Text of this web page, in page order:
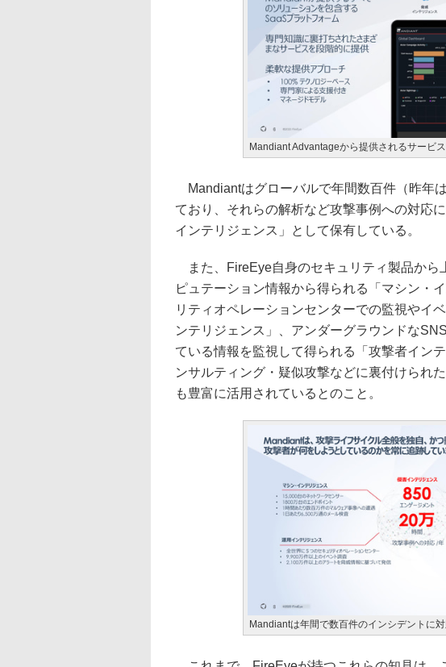
Mandiant Advantageから提供されるサービス
Mandiantはグローバルで年間数百件（昨年
ており、それらの解析など攻撃事例への対応
インテリジェンス」として保有している。
また、FireEye自身のセキュリティ製品から
ピュテーション情報から得られる「マシン・
リティオペレーションセンターでの監視やイ
ンテリジェンス」、アンダーグラウンドな
ている情報を監視して得られる「攻撃者イン
ンサルティング・疑似攻撃などに裏付けられ
も豊富に活用されているとのこと。
Mandiantは年間で数百件のインシデントに